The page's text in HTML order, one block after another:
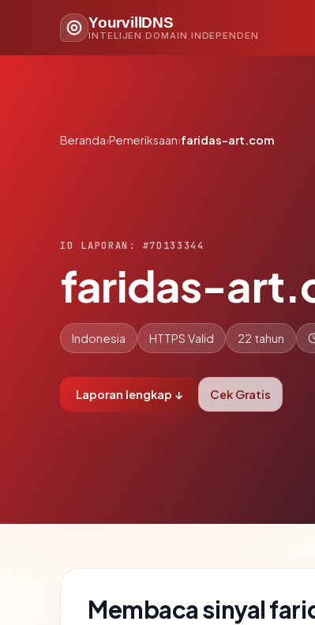
YourvillDNS
INTELIJEN DOMAIN INDEPENDEN
Beranda›Pemeriksaan›faridas-art.com
ID LAPORAN: #7D133344
faridas-
Indonesia HTTPS Valid 22 tahun
Laporan lengkap ↓ Cek Gratis
Membaca sinyal